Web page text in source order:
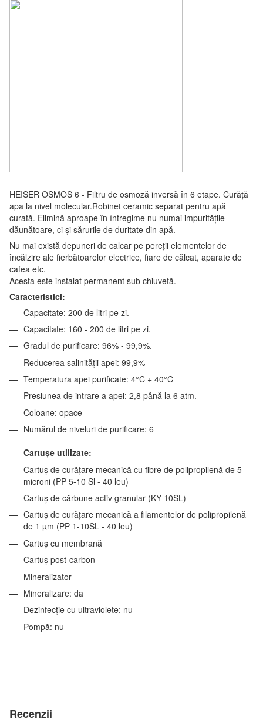
HEISER OSMOS 6 - Filtru de osmoză inversă în 6 etape. Curăță
apa la nivel molecular.Robinet ceramic separat pentru apă
curată. Elimină aproape în întregime nu numai impuritățile
dăunătoare, ci și sărurile de duritate din apă.
Nu mai există depuneri de calcar pe pereții elementelor de
încălzire ale fierbătoarelor electrice, fiare de călcat, aparate de
cafea etc.
Acesta este instalat permanent sub chiuvetă.
Caracteristici:
Capacitate: 200 de litri pe zi.
Capacitate: 160 - 200 de litri pe zi.
Gradul de purificare: 96% - 99,9%.
Reducerea salinității apei: 99,9%
Temperatura apei purificate: 4°C + 40°C
Presiunea de intrare a apei: 2,8 până la 6 atm.
Coloane: opace
Numărul de niveluri de purificare: 6
Cartușe utilizate:
Cartuș de curățare mecanică cu fibre de polipropilenă de 5
microni (PP 5-10 Sl - 40 leu)
Cartuș de cărbune activ granular (KY-10SL)
Cartuș de curățare mecanică a filamentelor de polipropilenă
de 1 µm (PP 1-10SL - 40 leu)
Cartuș cu membrană
Cartuș post-carbon
Mineralizator
Mineralizare: da
Dezinfecție cu ultraviolete: nu
Pompă: nu
Recenzii